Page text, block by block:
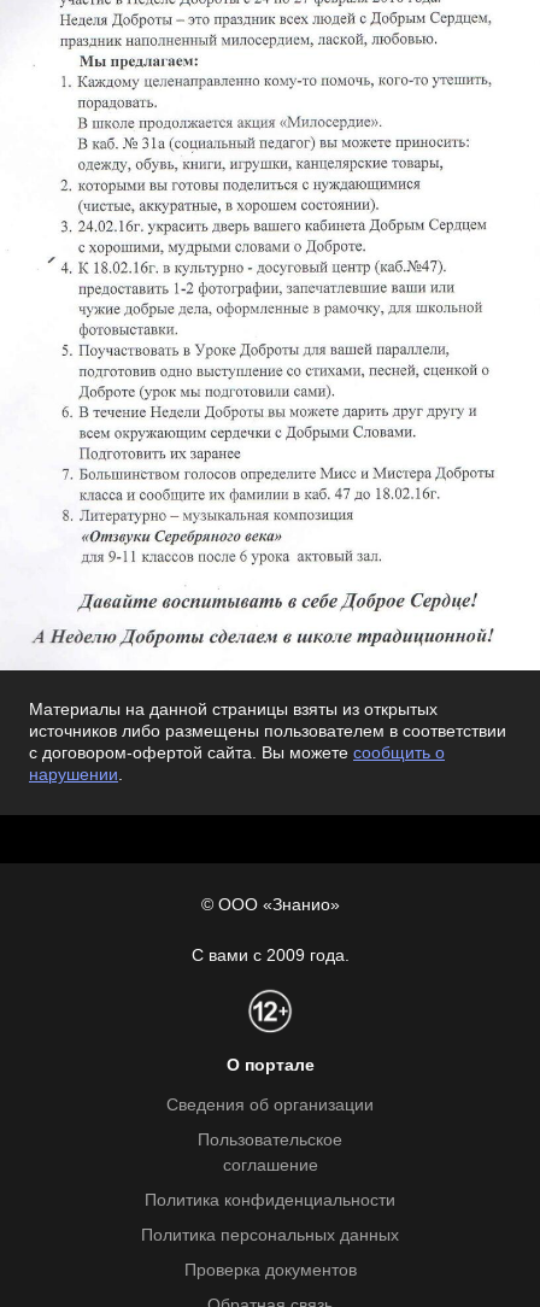
Материалы на данной страницы взяты из открытых
источников либо размещены пользователем в соответствии
с договором-офертой сайта. Вы можете сообщить о
нарушении.
© ООО «Знанио»
С вами с 2009 года.
О портале
Сведения об организации
Пользовательское
соглашение
Политика конфиденциальности
Политика персональных данных
Проверка документов